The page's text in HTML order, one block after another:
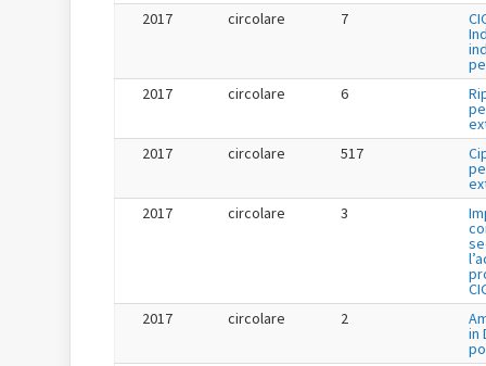
2017
circolare 7
2017
circolare 6
2017
circolare 517
2017
circolare 3
2017
circolare 2
in